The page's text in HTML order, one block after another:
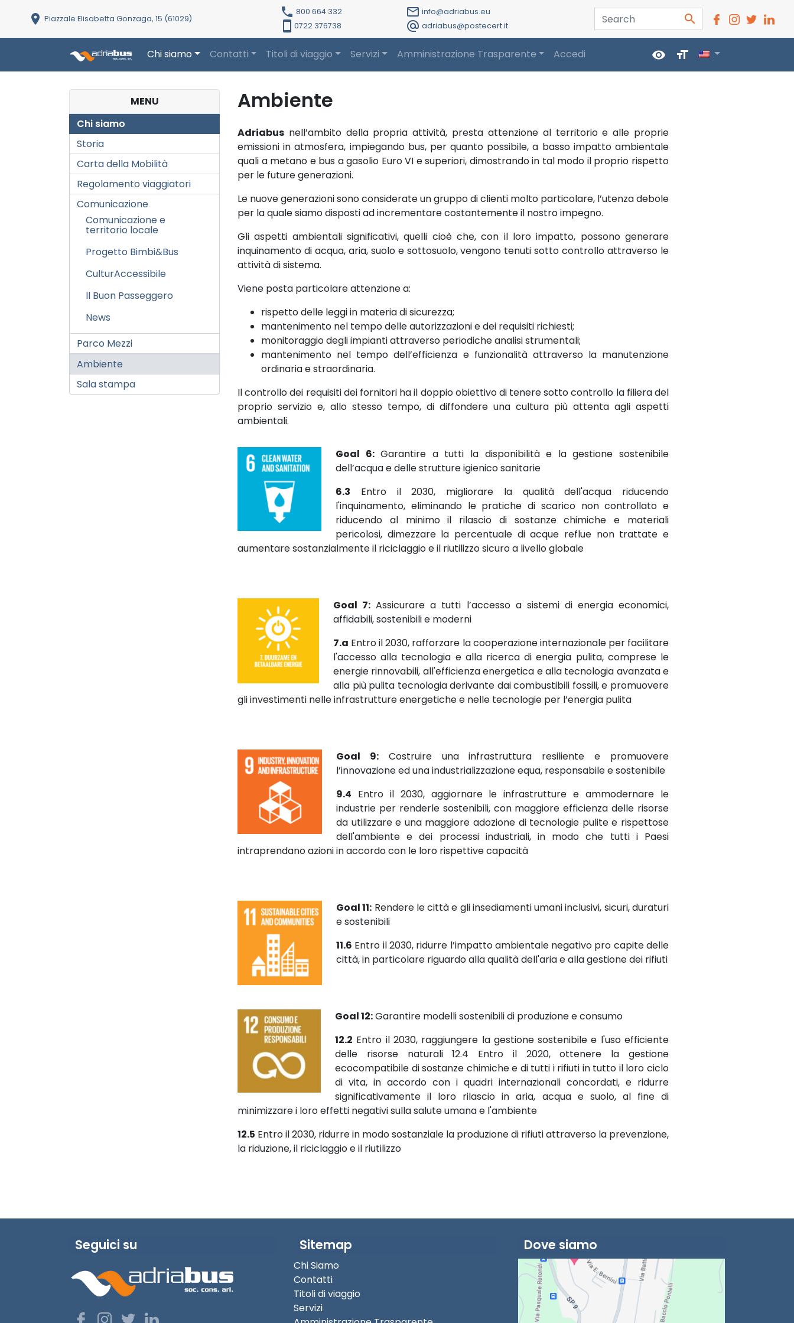
location_on Piazzale Elisabetta Gonzaga, 15 (61029) local_phone 800 664 332
smartphone 0722 376738
mail_outline info@adriabus.eu
alternate_email adriabus@postecert.it search
Main NavigationChi siamo Contatti Titoli di viaggio Servizi Amministrazione Trasparente Accedi visibility format_size
MENU
Chi siamo
Storia
Carta della Mobilità
Regolamento viaggiatori
Comunicazione
Comunicazione e
territorio locale
Progetto Bimbi&Bus
CulturAccessibile
Il Buon Passeggero
News
Parco Mezzi
Ambiente
Sala stampa
Ambiente
Adriabus nell’ambito della propria attività, presta attenzione al territorio e alle proprie
emissioni in atmosfera, impiegando bus, per quanto possibile, a basso impatto ambientale
quali a metano e bus a gasolio Euro VI e superiori, dimostrando in tal modo il proprio rispetto
per le future generazioni.
Le nuove generazioni sono considerate un gruppo di clienti molto particolare, l’utenza debole
per la quale siamo disposti ad incrementare costantemente il nostro impegno.
Gli aspetti ambientali significativi, quelli cioè che, con il loro impatto, possono generare
inquinamento di acqua, aria, suolo e sottosuolo, vengono tenuti sotto controllo attraverso le
attività di sistema.
Viene posta particolare attenzione a:
rispetto delle leggi in materia di sicurezza;
mantenimento nel tempo delle autorizzazioni e dei requisiti richiesti;
monitoraggio degli impianti attraverso periodiche analisi strumentali;
mantenimento nel tempo dell’efficienza e funzionalità attraverso la manutenzione
ordinaria e straordinaria.
Il controllo dei requisiti dei fornitori ha il doppio obiettivo di tenere sotto controllo la filiera del
proprio servizio e, allo stesso tempo, di diffondere una cultura più attenta agli aspetti
ambientali.
Goal 6:Garantire a tutti la disponibilità e la gestione sostenibile
dell’acqua e delle strutture igienico sanitarie
6.3 Entro il 2030, migliorare la qualità dell'acqua riducendo
l'inquinamento, eliminando le pratiche di scarico non controllato e
riducendo al minimo il rilascio di sostanze chimiche e materiali
pericolosi, dimezzare la percentuale di acque reflue non trattate e
aumentare sostanzialmente il riciclaggio e il riutilizzo sicuro a livello globale
Goal 7: Assicurare a tutti l’accesso a sistemi di energia economici,
affidabili, sostenibili e moderni
7.a Entro il 2030, rafforzare la cooperazione internazionale per facilitare
l'accesso alla tecnologia e alla ricerca di energia pulita, comprese le
energie rinnovabili, all'efficienza energetica e alla tecnologia avanzata e
alla più pulita tecnologia derivante dai combustibili fossili, e promuovere
gli investimenti nelle infrastrutture energetiche e nelle tecnologie per l’energia pulita
Goal 9:Costruire una infrastruttura resiliente e promuovere
l’innovazione ed una industrializzazione equa, responsabile e sostenibile
9.4 Entro il 2030, aggiornare le infrastrutture e ammodernare le
industrie per renderle sostenibili, con maggiore efficienza delle risorse
da utilizzare e una maggiore adozione di tecnologie pulite e rispettose
dell'ambiente e dei processi industriali, in modo che tutti i Paesi
intraprendano azioni in accordo con le loro rispettive capacità
Goal 11: Rendere le città e gli insediamenti umani inclusivi, sicuri, duraturi
e sostenibili
11.6 Entro il 2030, ridurre l’impatto ambientale negativo pro capite delle
città, in particolare riguardo alla qualità dell'aria e alla gestione dei rifiuti
Goal 12:Garantire modelli sostenibili di produzione e consumo
12.2 Entro il 2030, raggiungere la gestione sostenibile e l'uso efficiente
delle risorse naturali 12.4 Entro il 2020, ottenere la gestione
ecocompatibile di sostanze chimiche e di tutti i rifiuti in tutto il loro ciclo
di vita, in accordo con i quadri internazionali concordati, e ridurre
significativamente il loro rilascio in aria, acqua e suolo, al fine di
minimizzare i loro effetti negativi sulla salute umana e l'ambiente
12.5 Entro il 2030, ridurre in modo sostanziale la produzione di rifiuti attraverso la prevenzione,
la riduzione, il riciclaggio e il riutilizzo
Seguici su Sitemap
Chi Siamo
Contatti
Titoli di viaggio
Servizi
Dove siamo